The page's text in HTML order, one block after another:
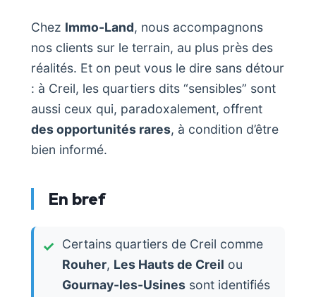
Chez Immo-Land, nous accompagnons
nos clients sur le terrain, au plus près des
réalités. Et on peut vous le dire sans détour
: à Creil, les quartiers dits “sensibles” sont
aussi ceux qui, paradoxalement, offrent
des opportunités rares, à condition d’être
bien informé.
En bref
Certains quartiers de Creil comme
Rouher, Les Hauts de Creil ou
Gournay-les-Usines sont identifiés